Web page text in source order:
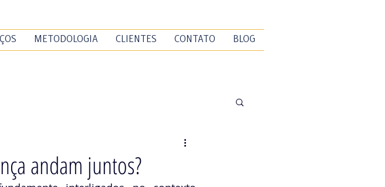
METODOLOGIA CLIENTES CONTATO BLOG
andam juntos?